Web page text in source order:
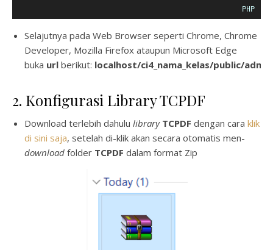
PHP
Selajutnya pada Web Browser seperti Chrome, Chrome
Developer, Mozilla Firefox ataupun Microsoft Edge
buka url berikut: localhost/ci4_nama_kelas/public/
2. Konfigurasi Library TCPDF
Download terlebih dahulu library TCPDF dengan cara klik
di sini saja, setelah di-klik akan secara otomatis men-
download folder TCPDF dalam format Zip